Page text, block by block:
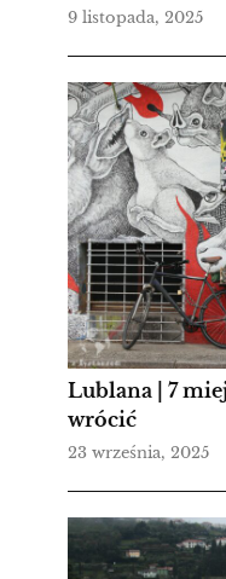
9 listopada, 2025
Lublana | 7
wrócić
23 września, 2025